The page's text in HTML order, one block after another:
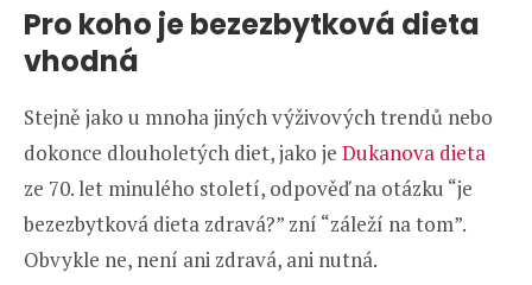
Pro koho je bezezbytková dieta
vhodná
Stejně jako u mnoha jiných výživových trendů nebo
dokonce dlouholetých diet, jako je Dukanova dieta
ze 70. let minulého století, odpověď na otázku “je
bezezbytková dieta zdravá?” zní “záleží na tom”.
Obvykle ne, není ani zdravá, ani nutná.